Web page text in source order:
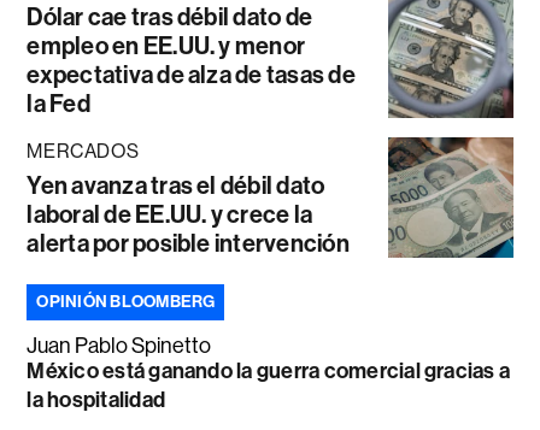
Dólar cae tras débil dato de
empleo en EE.UU. y menor
expectativa de alza de tasas de
la Fed
MERCADOS
Yen avanza tras el débil dato
laboral de EE.UU. y crece la
alerta por posible intervención
OPINIÓN BLOOMBERG
Juan Pablo Spinetto
México está ganando la guerra comercial gracias a
la hospitalidad